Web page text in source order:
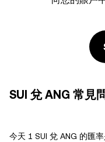
SUI 兌 ANG 常見
今天 1 SUI 兌 ANG 的匯